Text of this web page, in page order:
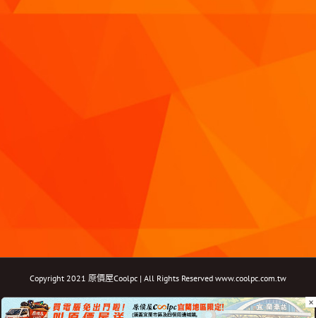
Copyright 2021 原價屋Coolpc | All Rights Reserved www.coolpc.com.tw
FacebookInstagramYouTubeTwitterEmail: ×